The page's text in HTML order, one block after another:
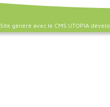
Site généré avec le CMS UTOPIA